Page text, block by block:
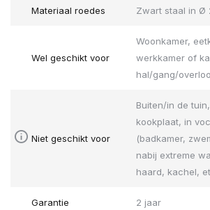
Materiaal roedes Zwart staal in Ø
Wel geschikt voor
Woonkamer,
werkkamer of
hal/gang/
Niet geschikt voor
Buiten/in de
kookplaat, in
(badkamer,
nabij extreme
haard, kachel,
Garantie 2 jaar